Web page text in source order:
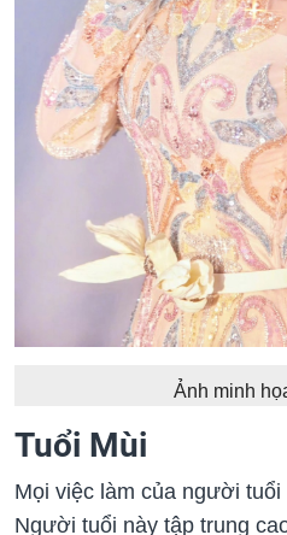
Ảnh minh
Tuổi Mùi
Mọi việc làm của người
Người tuổi này tập trung